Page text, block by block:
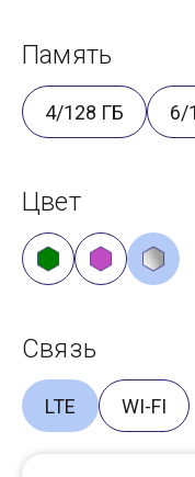
Память
4/128 ГБ 6/
Цвет
Связь
LTE WI-FI